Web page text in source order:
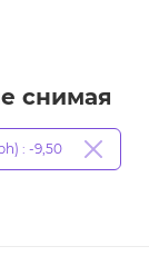
снимая
: -9,50